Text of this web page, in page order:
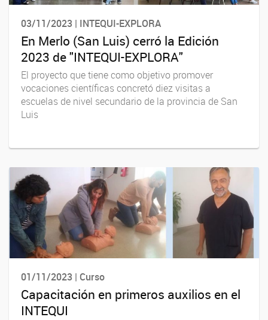
03/11/2023 | INTEQUI-EXPLORA
En Merlo (San Luis) cerró la Edición
2023 de "INTEQUI-EXPLORA"
El proyecto que tiene como objetivo promover
vocaciones científicas concretó diez visitas a
escuelas de nivel secundario de la provincia de San
Luis
01/11/2023 | Curso
Capacitación en primeros auxilios en el
INTEQUI